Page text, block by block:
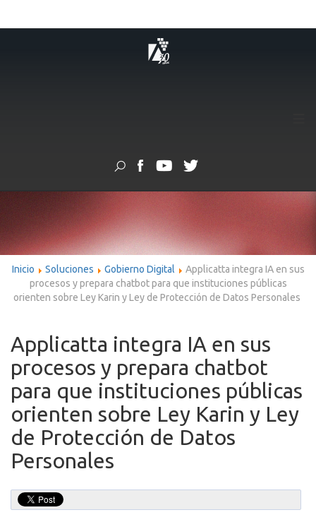
Inicio Soluciones Gobierno Digital
Applicatta integra IA en sus
procesos y prepara chatbot para que instituciones públicas
orienten sobre Ley Karin y Ley de Protección de Datos Personales
Applicatta integra IA en sus
procesos y prepara chatbot
para que instituciones públicas
orienten sobre Ley Karin y Ley
de Protección de Datos
Personales